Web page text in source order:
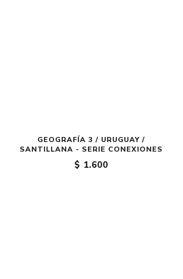
GEOGRAFÍA 3 / URUGUAY /
SANTILLANA - SERIE CONEXIONES
$ 1.600